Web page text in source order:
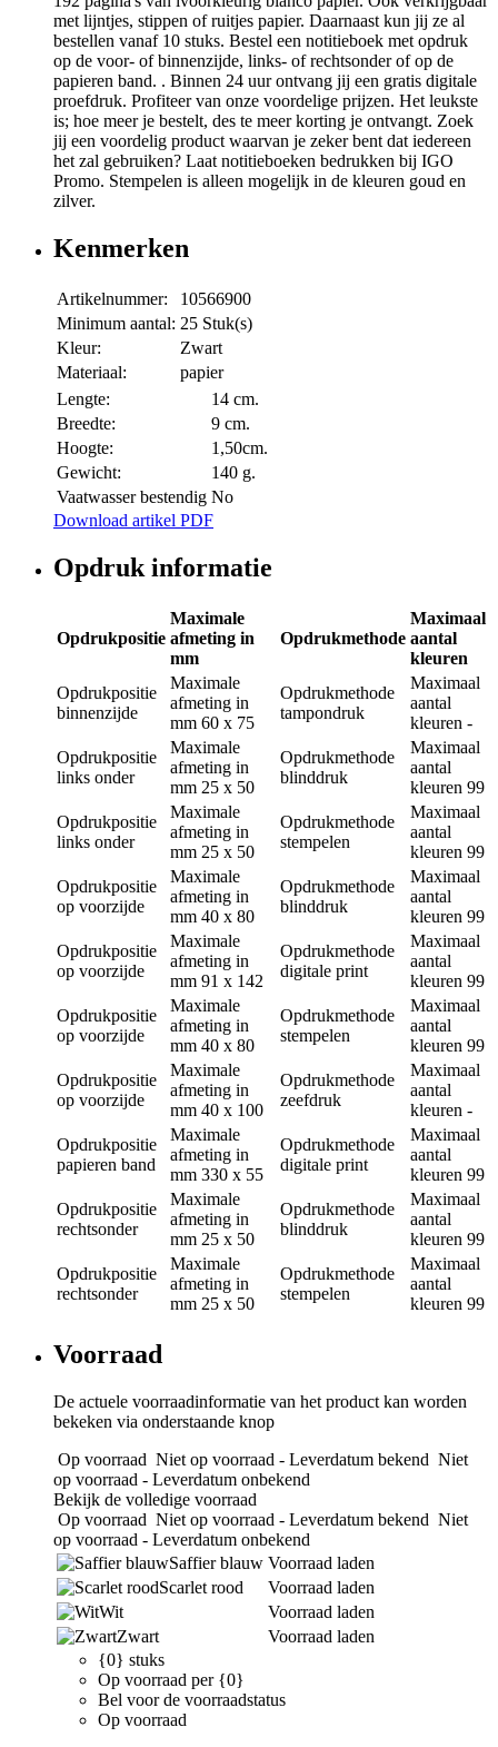
met lijntjes, stippen of ruitjes papier. Daarnaast kun jij ze al
bestellen vanaf 10 stuks. Bestel een notitieboek met opdruk
op de voor- of binnenzijde, links- of rechtsonder of op de
papieren band. . Binnen 24 uur ontvang jij een gratis digitale
proefdruk. Profiteer van onze voordelige prijzen. Het leukste
is; hoe meer je bestelt, des te meer korting je ontvangt. Zoek
jij een voordelig product waarvan je zeker bent dat iedereen
het zal gebruiken? Laat notitieboeken bedrukken bij IGO
Promo. Stempelen is alleen mogelijk in de kleuren goud en
zilver.
Kenmerken
Artikelnummer:
10566900
Minimum aantal: 25 Stuk(s)
Kleur:
Zwart
Materiaal:
papier
Lengte:
14 cm.
Breedte:
9 cm.
Hoogte:
1,50cm.
Gewicht:
140 g.
Vaatwasser bestendig No
Download artikel PDF
Opdruk informatie
Opdrukpositie
Maximale
afmeting in
mm
Opdrukmethode
Maximaal
aantal
kleuren
Opdrukpositie
binnenzijde
Maximale
afmeting in
mm 60 x 75
Opdrukmethode
tampondruk
Maximaal
aantal
kleuren -
Opdrukpositie
links onder
Maximale
afmeting in
mm 25 x 50
Opdrukmethode
blinddruk
Maximaal
aantal
kleuren 99
Opdrukpositie
links onder
Maximale
afmeting in
mm 25 x 50
Opdrukmethode
stempelen
Maximaal
aantal
kleuren 99
Opdrukpositie
op voorzijde
Maximale
afmeting in
mm 40 x 80
Opdrukmethode
blinddruk
Maximaal
aantal
kleuren 99
Opdrukpositie
op voorzijde
Maximale
afmeting in
mm 91 x 142
Opdrukmethode
digitale print
Maximaal
aantal
kleuren 99
Opdrukpositie
op voorzijde
Maximale
afmeting in
mm 40 x 80
Opdrukmethode
stempelen
Maximaal
aantal
kleuren 99
Opdrukpositie
op voorzijde
Maximale
afmeting in
mm 40 x 100
Opdrukmethode
zeefdruk
Maximaal
aantal
kleuren -
Opdrukpositie
papieren band
Maximale
afmeting in
mm 330 x 55
Opdrukmethode
digitale print
Maximaal
aantal
kleuren 99
Opdrukpositie
rechtsonder
Maximale
afmeting in
mm 25 x 50
Opdrukmethode
blinddruk
Maximaal
aantal
kleuren 99
Opdrukpositie
rechtsonder
Maximale
afmeting in
mm 25 x 50
Opdrukmethode
stempelen
Maximaal
aantal
kleuren 99
Voorraad
De actuele voorraadinformatie van het product kan worden
bekeken via onderstaande knop
Op voorraad Niet op voorraad - Leverdatum bekend Niet
op voorraad - Leverdatum onbekend
Bekijk de volledige voorraad
Op voorraad Niet op voorraad - Leverdatum bekend Niet
op voorraad - Leverdatum onbekend
Saffier blauw Voorraad laden
Scarlet rood
Voorraad laden
Wit
Voorraad laden
Zwart
Voorraad laden
{0} stuks
Op voorraad per {0}
Bel voor de voorraadstatus
Op voorraad